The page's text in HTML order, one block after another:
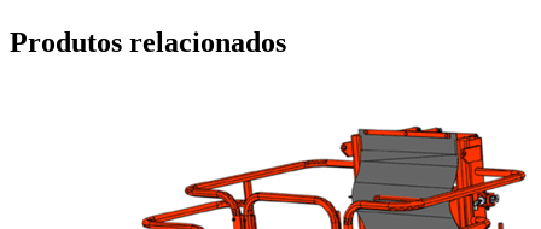
Produtos relacionados